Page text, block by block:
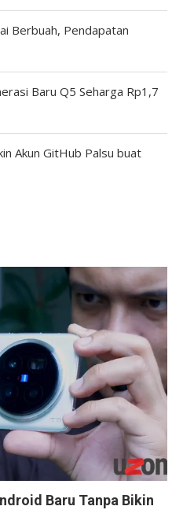
Berbuah, Pendapatan
Baru Q5 Seharga Rp1,7
Akun GitHub Palsu buat
Baru Tanpa Bikin